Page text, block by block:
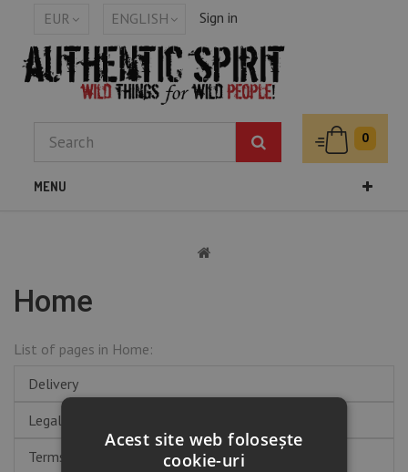
Sign in
ENGLISH
EUR
0
MENU
Home
List of pages in Home:
Delivery
Legal Notice
Terms and conditions of use
Acest site web folosește
cookie-uri